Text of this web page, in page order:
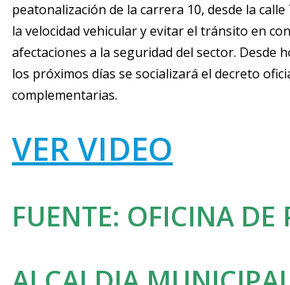
peatonalización de la carrera 10, desde la
la velocidad vehicular y evitar el tránsito en
afectaciones a la seguridad del sector. Desde
los próximos días se socializará el decreto
complementarias.
VER VIDEO
FUENTE: OFICINA DE